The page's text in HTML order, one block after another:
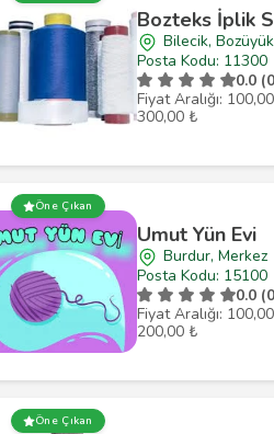
Bozteks İplik
Bilecik, Bozüyük
Posta Kodu: 11300
0.0
Fiyat Aralığı:
300,00 ₺
Öne Çıkan
Umut Yün Evi
Burdur, Merkez
Posta Kodu: 15100
0.0
Fiyat Aralığı:
200,00 ₺
Öne Çıkan